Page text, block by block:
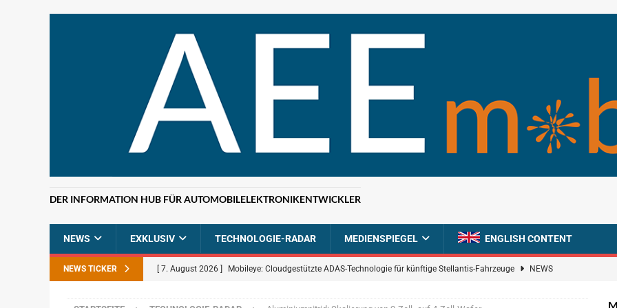
DER INFORMATION HUB FÜR AUTOMOBILELEKTRONIKENTWICKLER
NEWS EXKLUSIV TECHNOLOGIE-RADAR MEDIENSPIEGEL ENGLISH CONTENT
NEWS TICKER [ 7. August 2026 ] Mobileye: Cloudgestützte ADAS-Technologie für künftige Stellantis-Fahrzeuge NEWS